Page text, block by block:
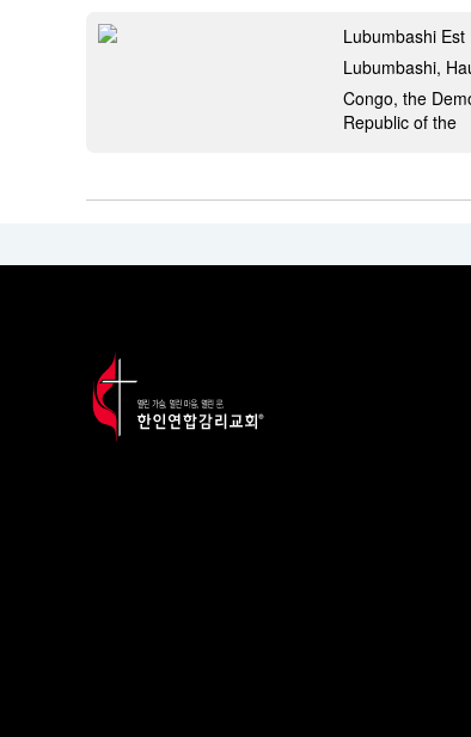
Lubumbashi Est
Lubumbashi,
Congo, the
Republic of the